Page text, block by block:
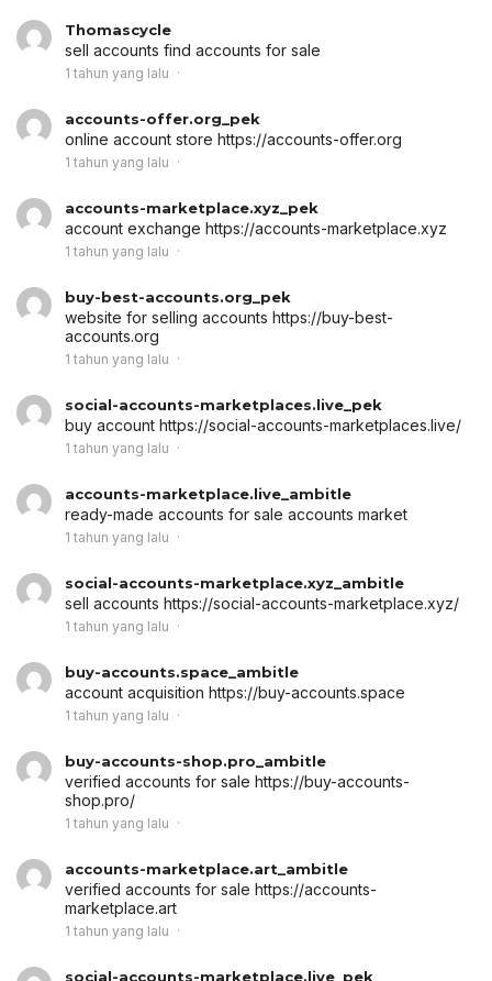
Thomascycle
sell accounts find accounts for sale
1 tahun yang lalu
accounts-offer.org_pek
online account store https://accounts-offer.org
1 tahun yang lalu
accounts-marketplace.xyz_pek
account exchange https://accounts-marketplace.xyz
1 tahun yang lalu
buy-best-accounts.org_pek
website for selling accounts https://buy-best-
accounts.org
1 tahun yang lalu
social-accounts-marketplaces.live_pek
buy account https://social-accounts-marketplaces.live/
1 tahun yang lalu
accounts-marketplace.live_ambitle
ready-made accounts for sale accounts market
1 tahun yang lalu
social-accounts-marketplace.xyz_ambitle
sell accounts https://social-accounts-marketplace.xyz/
1 tahun yang lalu
buy-accounts.space_ambitle
account acquisition https://buy-accounts.space
1 tahun yang lalu
buy-accounts-shop.pro_ambitle
verified accounts for sale https://buy-accounts-
shop.pro/
1 tahun yang lalu
accounts-marketplace.art_ambitle
verified accounts for sale https://accounts-
marketplace.art
1 tahun yang lalu
social-accounts-marketplace.live_pek